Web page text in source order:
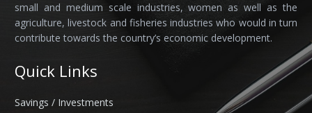
small and medium scale industries, women as well as the
agriculture, livestock and fisheries industries who would in turn
contribute towards the country’s economic development.
Quick Links
Savings / Investments